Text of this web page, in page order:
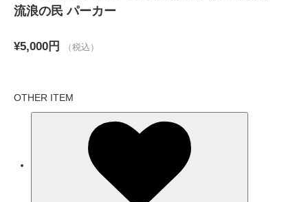
流浪の民 パーカー
¥5,000円 （税込）
OTHER ITEM